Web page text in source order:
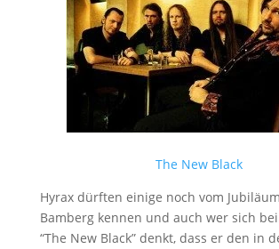
The New Black
Hyrax dürften einige noch vom
Bamberg kennen und auch wer sich
“The New Black” denkt, dass er den in